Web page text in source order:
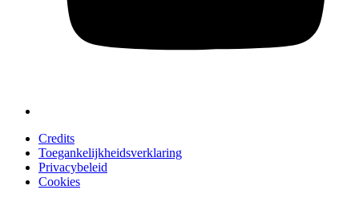
Credits
Toegankelijkheidsverklaring
Privacybeleid
Cookies